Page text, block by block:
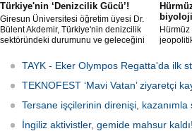
Türkiye'nin ‘Denizcilik Gücü’!
Giresun Üniversitesi öğretim üyesi Dr.
Bülent Akdemir, Türkiye'nin denizcilik
sektöründeki durumunu ve geleceğini
Hürmüz
istilacı
üreme
TAYK - Eker Olympos Regatta'da ilk
TEKNOFEST ‘Mavi Vatan’ ziyaretçi
Tersane işçilerinin direnişi, kazanımla
İngiliz aktivistler, gemide mahsur kaldı!